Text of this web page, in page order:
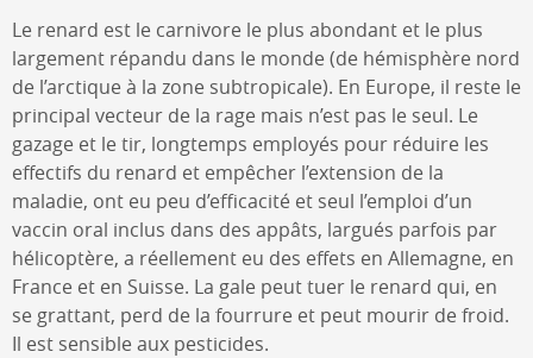
Le renard est le carnivore le plus abondant et le plus
largement répandu dans le monde (de hémisphère nord
de l’arctique à la zone subtropicale). En Europe, il reste le
principal vecteur de la rage mais n’est pas le seul. Le
gazage et le tir, longtemps employés pour réduire les
effectifs du renard et empêcher l’extension de la
maladie, ont eu peu d’efficacité et seul l’emploi d’un
vaccin oral inclus dans des appâts, largués parfois par
hélicoptère, a réellement eu des effets en Allemagne, en
France et en Suisse. La gale peut tuer le renard qui, en
se grattant, perd de la fourrure et peut mourir de froid.
Il est sensible aux pesticides.